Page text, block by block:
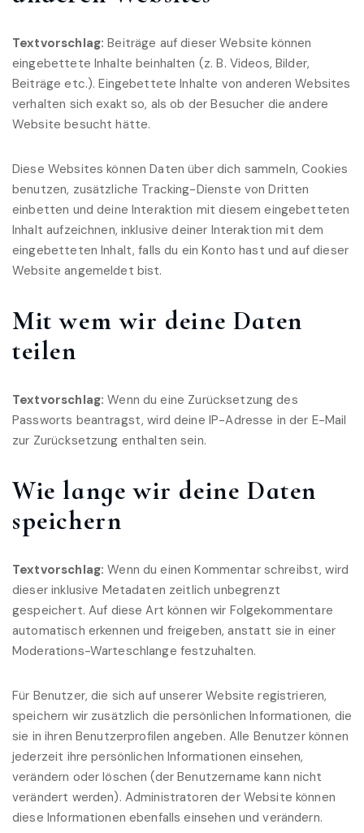
Textvorschlag:Beiträge auf dieser Website können
eingebettete Inhalte beinhalten (z. B. Videos, Bilder,
Beiträge etc.). Eingebettete Inhalte von anderen Websites
verhalten sich exakt so, als ob der Besucher die andere
Website besucht hätte.
Diese Websites können Daten über dich sammeln, Cookies
benutzen, zusätzliche Tracking-Dienste von Dritten
einbetten und deine Interaktion mit diesem eingebetteten
Inhalt aufzeichnen, inklusive deiner Interaktion mit dem
eingebetteten Inhalt, falls du ein Konto hast und auf dieser
Website angemeldet bist.
Mit wem wir deine Daten
teilen
Textvorschlag:Wenn du eine Zurücksetzung des
Passworts beantragst, wird deine IP-Adresse in der E-Mail
zur Zurücksetzung enthalten sein.
Wie lange wir deine Daten
speichern
Textvorschlag:Wenn du einen Kommentar schreibst, wird
dieser inklusive Metadaten zeitlich unbegrenzt
gespeichert. Auf diese Art können wir Folgekommentare
automatisch erkennen und freigeben, anstatt sie in einer
Moderations-Warteschlange festzuhalten.
Für Benutzer, die sich auf unserer Website registrieren,
speichern wir zusätzlich die persönlichen Informationen, die
sie in ihren Benutzerprofilen angeben. Alle Benutzer können
jederzeit ihre persönlichen Informationen einsehen,
verändern oder löschen (der Benutzername kann nicht
verändert werden). Administratoren der Website können
diese Informationen ebenfalls einsehen und verändern.